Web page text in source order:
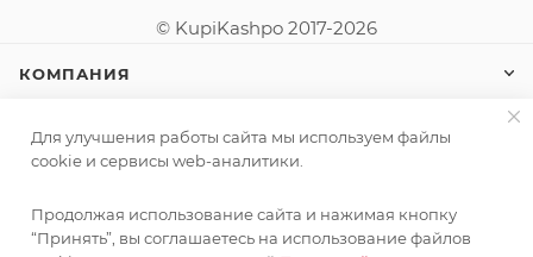
© KupiKashpo 2017-2026
КОМПАНИЯ
ИНФОРМАЦИЯ
Поставка живых растений осуществляется под заказ
Для улучшения работы сайта мы используем файлы
cookie и сервисы web-аналитики.
Продолжая использование сайта и нажимая кнопку
“Принять”, вы соглашаетесь на использование файлов